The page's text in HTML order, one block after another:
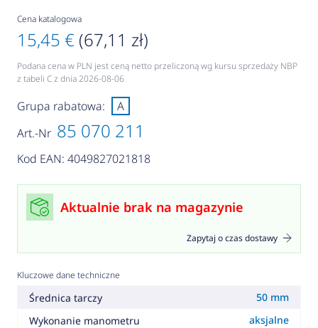
Cena katalogowa
15,45 € (67,11 zł)
Podana cena w PLN jest ceną netto przeliczoną wg kursu sprzedaży NBP
z tabeli C z dnia 2026-08-06
Art.-Nr 85 070 211
Kod EAN: 4049827021818
Grupa rabatowa: A
Aktualnie brak na magazynie
Zapytaj o czas dostawy
Kluczowe dane techniczne
Średnica tarczy
50 mm
Wykonanie manometru
aksjalne